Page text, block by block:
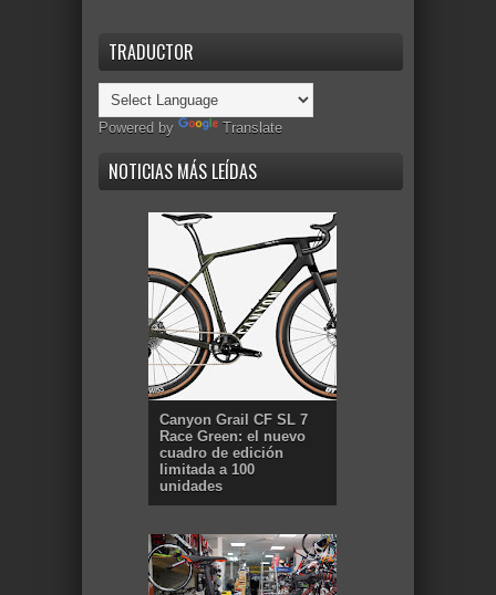
TRADUCTOR
Powered by Translate
NOTICIAS MÁS LEÍDAS
Canyon Grail CF SL 7
Race Green: el nuevo
cuadro de edición
limitada a 100
unidades